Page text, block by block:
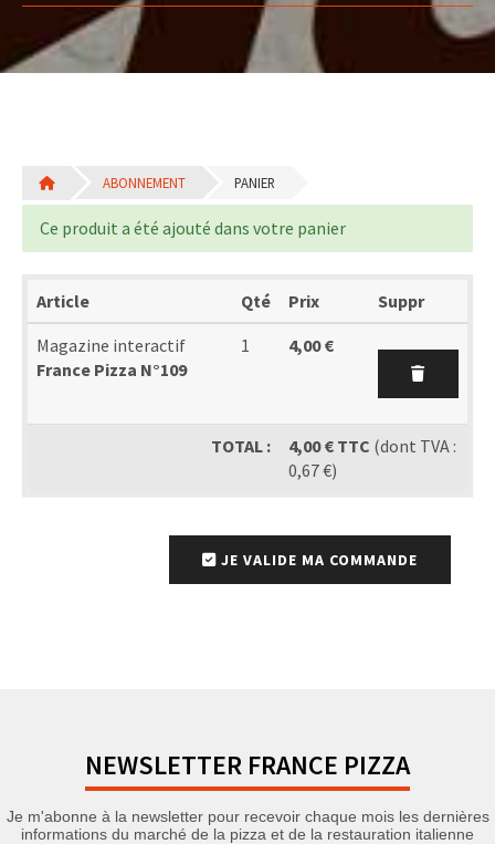
ABONNEMENT PANIER
Ce produit a été ajouté dans votre panier
Article Qté Prix
Suppr
Magazine interactif
France Pizza N°109
1 4,00 €
TOTAL : 4,00 € TTC (dont TVA :
0,67 €)
JE VALIDE MA COMMANDE
NEWSLETTER FRANCE PIZZA
Je m'abonne à la newsletter pour recevoir chaque mois les dernières
informations du marché de la pizza et de la restauration italienne